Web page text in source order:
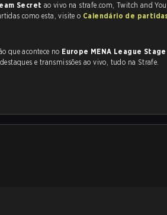
Secret ao vivo na strafe.com, Twitch and
como esta, visite o Calendário de
que acontece no Europe MENA League Stage
destaques e transmissões ao vivo, tudo na Strafe.